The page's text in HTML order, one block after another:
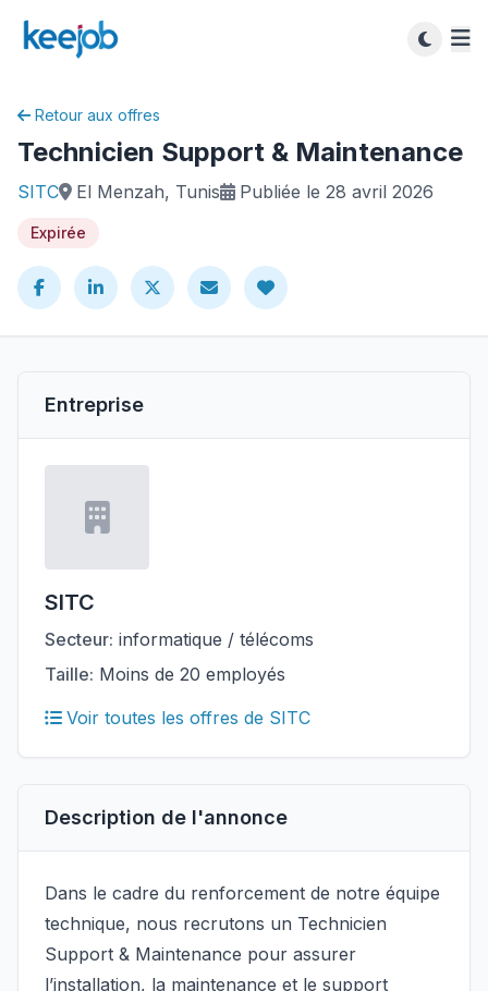
Retour aux offres
Technicien Support & Maintenance
SITC El Menzah, Tunis Publiée le 28 avril 2026
Expirée
Entreprise
SITC
Secteur: informatique / télécoms
Taille: Moins de 20 employés
Voir toutes les offres de SITC
Description de l'annonce
Dans le cadre du renforcement de notre équipe
technique, nous recrutons un Technicien
Support & Maintenance pour assurer
l’installation, la maintenance et le support